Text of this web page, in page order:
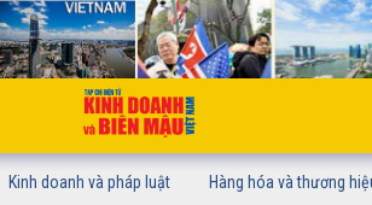
Kinh doanh và pháp luật Hàng hóa và thương